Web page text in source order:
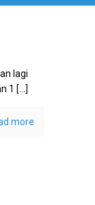
lagi
1 […]
more